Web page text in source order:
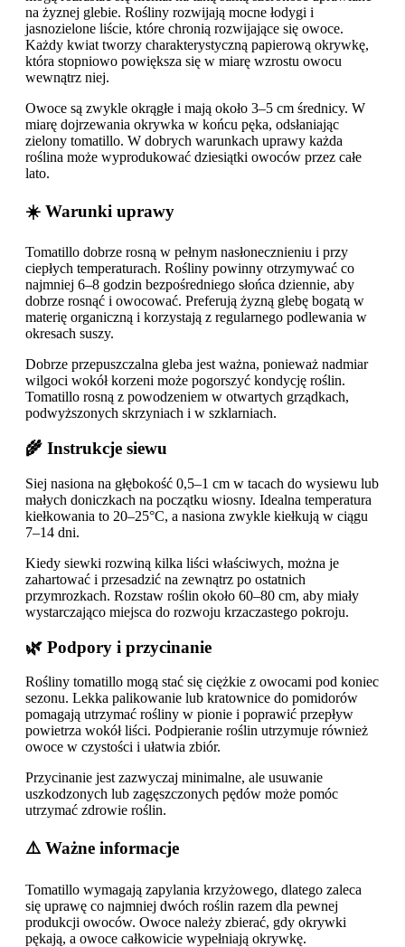
na żyznej glebie. Rośliny rozwijają mocne łodygi i
jasnozielone liście, które chronią rozwijające się owoce.
Każdy kwiat tworzy charakterystyczną papierową okrywkę,
która stopniowo powiększa się w miarę wzrostu owocu
wewnątrz niej.
Owoce są zwykle okrągłe i mają około 3–5 cm średnicy. W
miarę dojrzewania okrywka w końcu pęka, odsłaniając
zielony tomatillo. W dobrych warunkach uprawy każda
roślina może wyprodukować dziesiątki owoców przez całe
lato.
☀️ Warunki uprawy
Tomatillo dobrze rosną w pełnym nasłonecznieniu i przy
ciepłych temperaturach. Rośliny powinny otrzymywać co
najmniej 6–8 godzin bezpośredniego słońca dziennie, aby
dobrze rosnąć i owocować. Preferują żyzną glebę bogatą w
materię organiczną i korzystają z regularnego podlewania w
okresach suszy.
Dobrze przepuszczalna gleba jest ważna, ponieważ nadmiar
wilgoci wokół korzeni może pogorszyć kondycję roślin.
Tomatillo rosną z powodzeniem w otwartych grządkach,
podwyższonych skrzyniach i w szklarniach.
🌾 Instrukcje siewu
Siej nasiona na głębokość 0,5–1 cm w tacach do wysiewu lub
małych doniczkach na początku wiosny. Idealna temperatura
kiełkowania to 20–25°C, a nasiona zwykle kiełkują w ciągu
7–14 dni.
Kiedy siewki rozwiną kilka liści właściwych, można je
zahartować i przesadzić na zewnątrz po ostatnich
przymrozkach. Rozstaw roślin około 60–80 cm, aby miały
wystarczająco miejsca do rozwoju krzaczastego pokroju.
🌿 Podpory i przycinanie
Rośliny tomatillo mogą stać się ciężkie z owocami pod koniec
sezonu. Lekka palikowanie lub kratownice do pomidorów
pomagają utrzymać rośliny w pionie i poprawić przepływ
powietrza wokół liści. Podpieranie roślin utrzymuje również
owoce w czystości i ułatwia zbiór.
Przycinanie jest zazwyczaj minimalne, ale usuwanie
uszkodzonych lub zagęszczonych pędów może pomóc
utrzymać zdrowie roślin.
⚠️ Ważne informacje
Tomatillo wymagają zapylania krzyżowego, dlatego zaleca
się uprawę co najmniej dwóch roślin razem dla pewnej
produkcji owoców. Owoce należy zbierać, gdy okrywki
pękają, a owoce całkowicie wypełniają okrywkę.